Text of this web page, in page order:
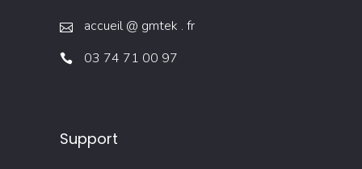
accueil @ gmtek . fr
03 74 71 00 97
Support